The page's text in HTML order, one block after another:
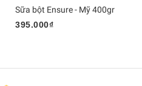
Sữa bột Ensure - Mỹ 400gr
395.000₫